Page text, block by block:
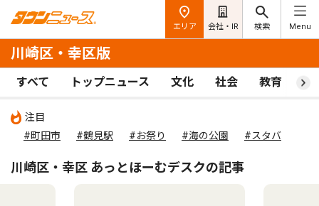
エリア 会社・IR 検索 Menu
川崎区・幸区版
すべて トップニュース 文化 社会 教育 ス
注目
#町田市
#鶴見駅 #お祭り #海の公園 #スタバ
川崎区・幸区 あっとほーむデスクの記事